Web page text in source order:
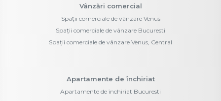
Vânzări comercial
Spații comerciale de vânzare Venus
Spații comerciale de vânzare Bucuresti
Spații comerciale de vânzare Venus, Central
Apartamente de închiriat
Apartamente de închiriat Bucuresti